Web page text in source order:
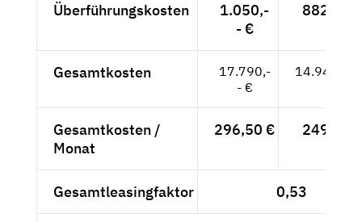
Überführungskosten
1.050,-
- €
882,35 €
Gesamtkosten
17.790,-
- €
14.949,58
Gesamtkosten /
Monat
296,50 € 249,16 €
Gesamtleasingfaktor 0,53